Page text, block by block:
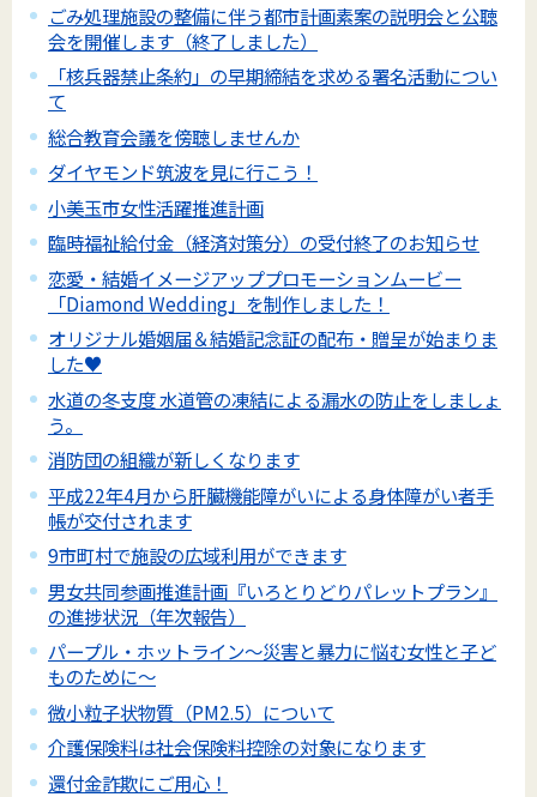
ごみ処理施設の整備に伴う都市計画素案の説明会と公聴
会を開催します（終了しました）
「核兵器禁止条約」の早期締結を求める署名活動につい
て
総合教育会議を傍聴しませんか
ダイヤモンド筑波を見に行こう！
小美玉市女性活躍推進計画
臨時福祉給付金（経済対策分）の受付終了のお知らせ
恋愛・結婚イメージアッププロモーションムービー
「Diamond Wedding」を制作しました！
オリジナル婚姻届＆結婚記念証の配布・贈呈が始まりま
した♥
水道の冬支度 水道管の凍結による漏水の防止をしましょ
う。
消防団の組織が新しくなります
平成22年4月から肝臓機能障がいによる身体障がい者手
帳が交付されます
9市町村で施設の広域利用ができます
男女共同参画推進計画『いろとりどりパレットプラン』
の進捗状況（年次報告）
パープル・ホットライン～災害と暴力に悩む女性と子ど
ものために～
微小粒子状物質（PM2.5）について
介護保険料は社会保険料控除の対象になります
還付金詐欺にご用心！